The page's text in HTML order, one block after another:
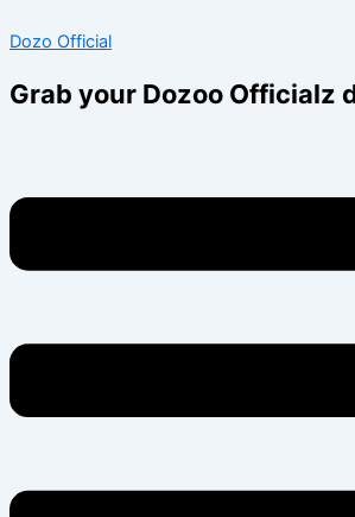
to
Dozo Official
Grab your Dozoo Officialz